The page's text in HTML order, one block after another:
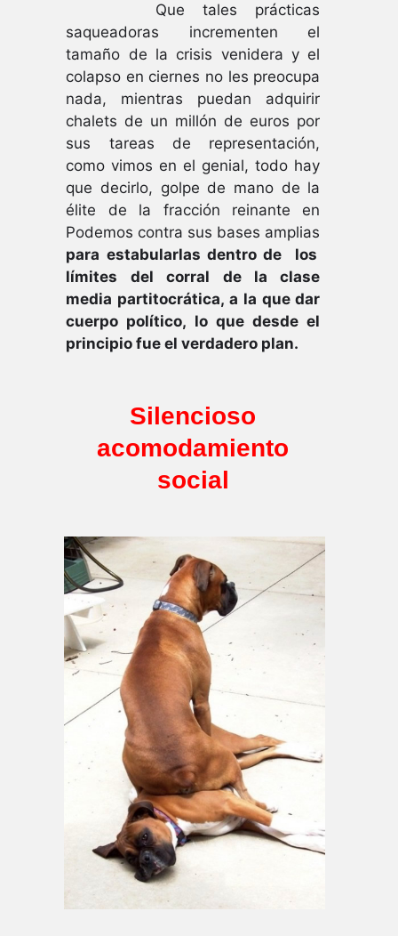
Que tales prácticas
saqueadoras incrementen el
tamaño de la crisis venidera y el
colapso en ciernes no les preocupa
nada, mientras puedan adquirir
chalets de un millón de euros por
sus tareas de representación,
como vimos en el genial, todo hay
que decirlo, golpe de mano de la
élite de la fracción reinante en
Podemos contra sus bases amplias
para estabularlas dentro de los
límites del corral de la clase
media partitocrática, a la que dar
cuerpo político, lo que desde el
principio fue el verdadero plan.
Silencioso
acomodamiento
social